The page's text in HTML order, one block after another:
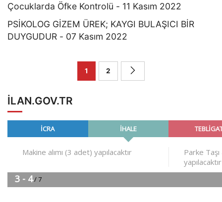
Çocuklarda Öfke Kontrolü - 11 Kasım 2022
PSİKOLOG GİZEM ÜREK; KAYGI BULAŞICI BİR
DUYGUDUR - 07 Kasım 2022
1 2
ILAN.GOV.TR